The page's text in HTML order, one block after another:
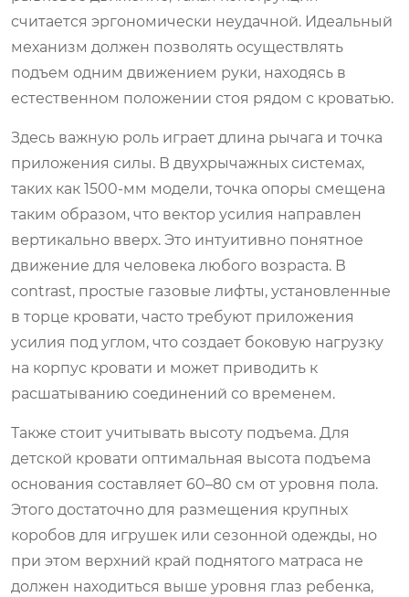
считается эргономически неудачной. Идеальный
механизм должен позволять осуществлять
подъем одним движением руки, находясь в
естественном положении стоя рядом с кроватью.
Здесь важную роль играет длина рычага и точка
приложения силы. В двухрычажных системах,
таких как 1500-мм модели, точка опоры смещена
таким образом, что вектор усилия направлен
вертикально вверх. Это интуитивно понятное
движение для человека любого возраста. В
contrast, простые газовые лифты, установленные
в торце кровати, часто требуют приложения
усилия под углом, что создает боковую нагрузку
на корпус кровати и может приводить к
расшатыванию соединений со временем.
Также стоит учитывать высоту подъема. Для
детской кровати оптимальная высота подъема
основания составляет 60–80 см от уровня пола.
Этого достаточно для размещения крупных
коробов для игрушек или сезонной одежды, но
при этом верхний край поднятого матраса не
должен находиться выше уровня глаз ребенка,